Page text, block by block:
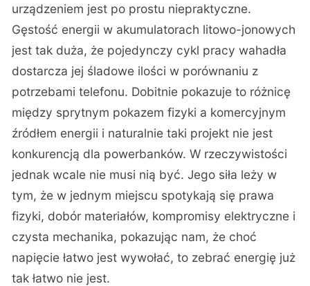
urządzeniem jest po prostu niepraktyczne.
Gęstość energii w akumulatorach litowo-jonowych
jest tak duża, że pojedynczy cykl pracy wahadła
dostarcza jej śladowe ilości w porównaniu z
potrzebami telefonu. Dobitnie pokazuje to różnicę
między sprytnym pokazem fizyki a komercyjnym
źródłem energii i naturalnie taki projekt nie jest
konkurencją dla powerbanków. W rzeczywistości
jednak wcale nie musi nią być. Jego siła leży w
tym, że w jednym miejscu spotykają się prawa
fizyki, dobór materiałów, kompromisy elektryczne i
czysta mechanika, pokazując nam, że choć
napięcie łatwo jest wywołać, to zebrać energię już
tak łatwo nie jest.